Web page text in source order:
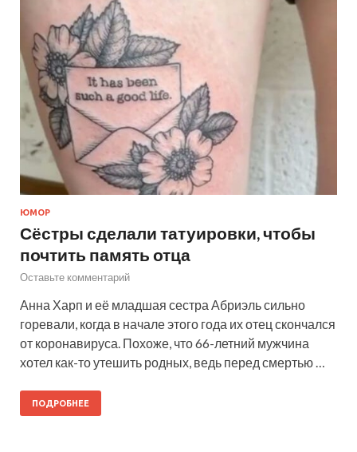
ЮМОР
Сёстры сделали татуировки, чтобы
почтить память отца
Оставьте комментарий
Анна Харп и её младшая сестра Абриэль сильно
горевали, когда в начале этого года их отец скончался
от коронавируса. Похоже, что 66-летний мужчина
хотел как-то утешить родных, ведь перед смертью …
ПОДРОБНЕЕ